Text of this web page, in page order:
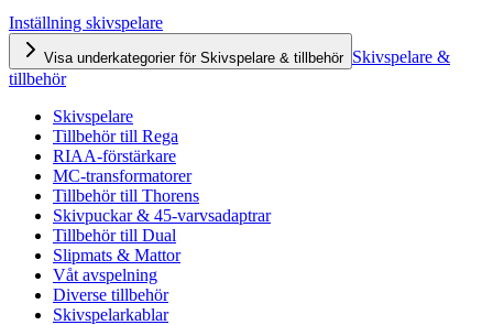
Inställning skivspelare
Visa underkategorier för Skivspelare & tillbehör Skivspelare &
tillbehör
Skivspelare
Tillbehör till Rega
RIAA-förstärkare
MC-transformatorer
Tillbehör till Thorens
Skivpuckar & 45-varvsadaptrar
Tillbehör till Dual
Slipmats & Mattor
Våt avspelning
Diverse tillbehör
Skivspelarkablar